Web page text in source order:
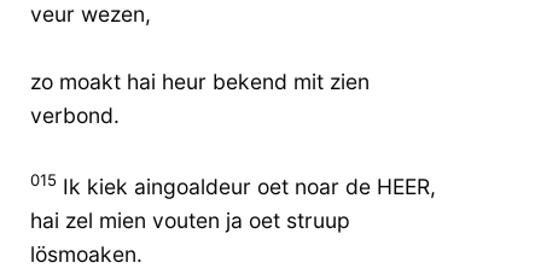
veur wezen,
zo moakt hai heur bekend mit zien
verbond.
015 Ik kiek aingoaldeur oet noar de HEER,
hai zel mien vouten ja oet struup
lösmoaken.